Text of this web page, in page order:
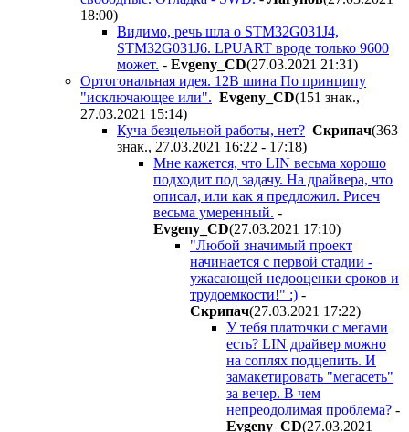
18:00)
Видимо, речь шла о STM32G031J4,
STM32G031J6. LPUART вроде только 9600
может. - Evgeny_CD(27.03.2021 21:31)
Ортогональная идея. 12В шина По принципу
"исключающее или". Evgeny_CD(151 знак.,
27.03.2021 15:14)
Куча безцельной работы, нет? Cкpипaч(363
знак., 27.03.2021 16:22 - 17:18)
Мне кажется, что LIN весьма хорошо
подходит под задачу. На драйвера, что
описал, или как я предложил. Рисеч
весьма умеренный. -
Evgeny_CD(27.03.2021 17:10)
"Любой значимый проект
начинается с первой стадии -
ужасающей недооценки сроков и
трудоемкости!" :) -
Cкpипaч(27.03.2021 17:22)
У тебя платочки с мегами
есть? LIN драйвер можно
на соплях подцепить. И
замакетировать "мегасеть"
за вечер. В чем
непреодолимая проблема? -
Evgeny_CD(27.03.2021